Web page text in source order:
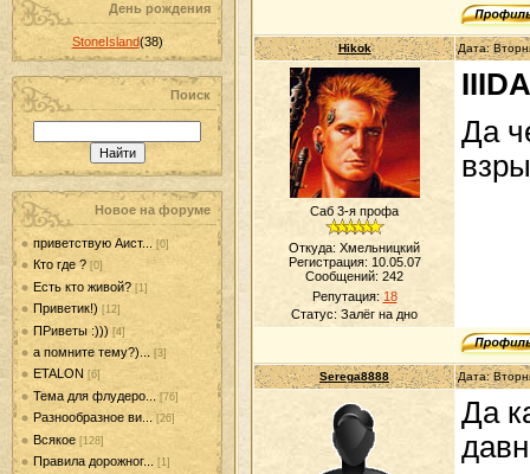
День рождения
StoneIsland(38)
Поиск
Новое на форуме
приветствую Аист... [0]
Кто где ? [0]
Есть кто живой? [1]
Приветик!) [12]
ПРиветы :))) [4]
а помните тему?)... [3]
ETALON [6]
Тема для флудеро... [76]
Разнообразное ви... [26]
Всякое [128]
Правила дорожног... [1]
Hikok Дата:
Саб 3-я профа
Откуда: Хмельницкий
Регистрация: 10.05.07
Сообщений: 242
Репутация: 18
Статус: Залёг на дно
Да
Serega8888 Дата:
Да